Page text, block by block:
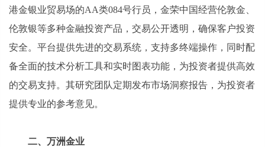
港金银业贸易场的AA类084号行员，金荣中国经营伦敦金、
伦敦银等多种金融投资产品，交易公开透明，确保客户投资
安全。平台提供先进的交易系统，支持多终端操作，同时配
备全面的技术分析工具和实时图表功能，为投资者提供高效
的交易支持。其研究团队定期发布市场洞察报告，为投资者
提供专业的参考意见。
二、万洲金业